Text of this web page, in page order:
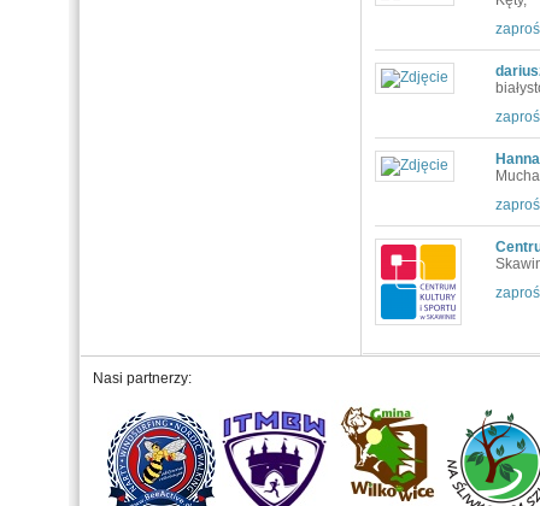
zaproś
zaproś
zaproś
zaproś
Nasi partnerzy: